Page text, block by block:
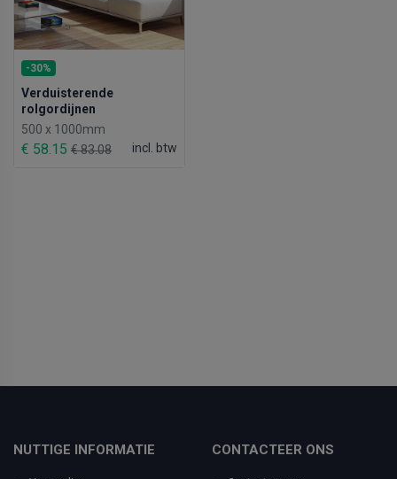
-30%
Verduisterende
rolgordijnen
500 x 1000mm
€ 58.15 € 83.08 incl. btw
NUTTIGE INFORMATIE CONTACTEER ONS